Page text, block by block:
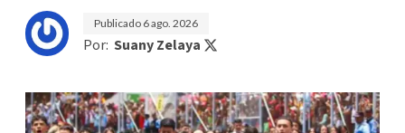
Publicado 6 ago. 2026
Por: Suany Zelaya